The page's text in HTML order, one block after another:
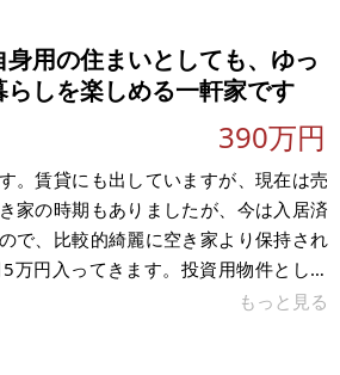
用の住まいとしても、ゆっ
しを楽しめる一軒家です
390万円
。賃貸にも出していますが、現在は売
家の時期もありましたが、今は入居済
で、比較的綺麗に空き家より保持され
終了するときにご自身のお家にしてい
もっと見る